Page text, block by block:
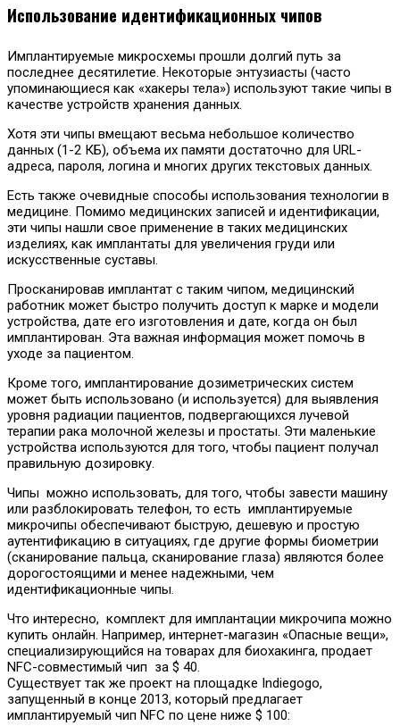
Использование идентификационных чипов
Имплантируемые микросхемы прошли долгий путь за
последнее десятилетие. Некоторые энтузиасты (часто
упоминающиеся как «хакеры тела») используют такие чипы в
качестве устройств хранения данных.
Хотя эти чипы вмещают весьма небольшое количество
данных (1-2 КБ), объема их памяти достаточно для URL-
адреса, пароля, логина и многих других текстовых данных.
Есть также очевидные способы использования технологии в
медицине. Помимо медицинских записей и идентификации,
эти чипы нашли свое применение в таких медицинских
изделиях, как имплантаты для увеличения груди или
искусственные суставы.
Просканировав имплантат с таким чипом, медицинский
работник может быстро получить доступ к марке и модели
устройства, дате его изготовления и дате, когда он был
имплантирован. Эта важная информация может помочь в
уходе за пациентом.
Кроме того, имплантирование дозиметрических систем
может быть использовано (и используется) для выявления
уровня радиации пациентов, подвергающихся лучевой
терапии рака молочной железы и простаты. Эти маленькие
устройства используются для того, чтобы пациент получал
правильную дозировку.
Чипы можно использовать, для того, чтобы завести машину
или разблокировать телефон, то есть имплантируемые
микрочипы обеспечивают быструю, дешевую и простую
аутентификацию в ситуациях, где другие формы биометрии
(сканирование пальца, сканирование глаза) являются более
дорогостоящими и менее надежными, чем
идентификационные чипы.
Что интересно, комплект для имплантации микрочипа можно
купить онлайн. Например, интернет-магазин «Опасные вещи»,
специализирующийся на товарах для биохакинга, продает
NFC-совместимый чип за $ 40.
Существует так же проект на площадке Indiegogo,
запущенный в конце 2013, который предлагает
имплантируемый чип NFC по цене ниже $ 100: